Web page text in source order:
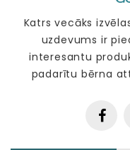
Katrs vecāks
uzdevums ir
interesantu
padarītu bērna